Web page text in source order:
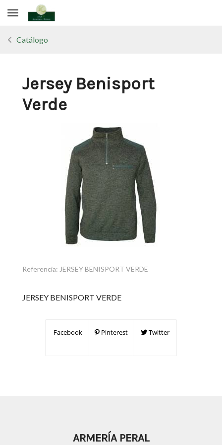
Toggle navigation
Catálogo
Jersey Benisport
Verde
Referencia: JERSEY BENISPORT VERDE
JERSEY BENISPORT VERDE
Facebook Pinterest Twitter
ARMERÍA PERAL